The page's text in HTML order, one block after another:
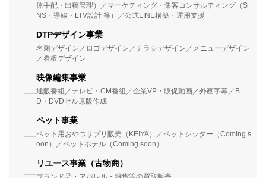
体手配・出稿管理）／マーケティング・集客コンサルティング（S
NS・導線・LTV設計 等）／公式LINE構築・運用支援
DTPデザイン事業
名刺デザイン／ロゴデザイン／チラシデザイン／メニューデザイン
／看板デザイン
映像編集事業
通販番組／テレビ・CM番組／企業VP・販促動画／外画字幕／B
D・DVDセル原版作成
ペット事業
ペット用おやつサプリ販売（KEIYA）／ペットシッター（Coming s
oon）／ペットホテル（Coming soon）
リユース事業（古物商）